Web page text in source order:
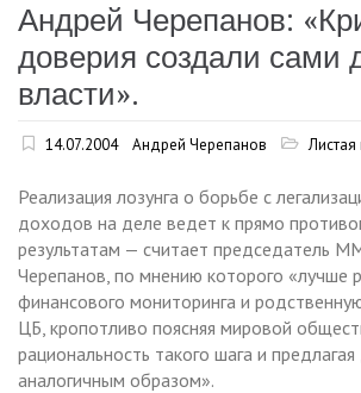
Андрей Черепанов:
доверия создали сами
власти».
14.07.2004 Андрей Черепанов Листая
Реализация лозунга о борьбе с
доходов на деле ведет к прямо
результатам — считает председатель
Черепанов, по мнению которого «лучше
финансового мониторинга и
ЦБ, кропотливо поясняя мировой
рациональность такого шага и
аналогичным образом».